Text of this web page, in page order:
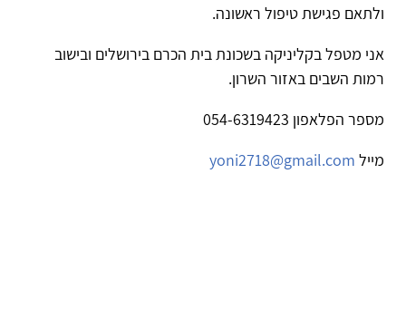
ולתאם פגישת טיפול ראשונה.
אני מטפל בקליניקה בשכונת בית הכרם בירושלים ובישוב
רמות השבים באזור השרון.
מספר הפלאפון 054-6319423
מייל yoni2718@gmail.com